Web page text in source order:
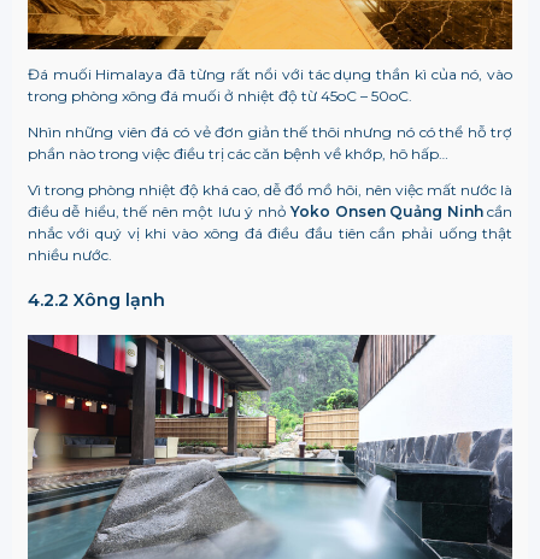
Đá muối Himalaya đã từng rất nổi với tác dụng thần kì của nó, vào
trong phòng xông đá muối ở nhiệt độ từ 45oC – 50oC.
Nhìn những viên đá có vẻ đơn giản thế thôi nhưng nó có thể hỗ trợ
phần nào trong việc điều trị các căn bệnh về khớp, hô hấp…
Vì trong phòng nhiệt độ khá cao, dễ đổ mồ hôi, nên việc mất nước là
điều dễ hiểu, thế nên một lưu ý nhỏYoko Onsen Quảng Ninhcần
nhắc với quý vị khi vào xông đá điều đầu tiên cần phải uống thật
nhiều nước.
4.2.2 Xông lạnh